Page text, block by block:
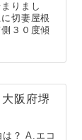
りまし
切妻屋根
３０度傾
阪府堺
？ A.エコ